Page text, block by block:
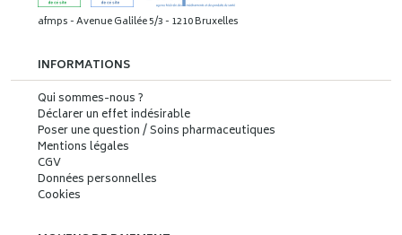
afmps - Avenue Galilée 5/3 - 1210 Bruxelles
INFORMATIONS
Qui sommes-nous ?
Déclarer un effet indésirable
Poser une question / Soins pharmaceutiques
Mentions légales
CGV
Données personnelles
Cookies